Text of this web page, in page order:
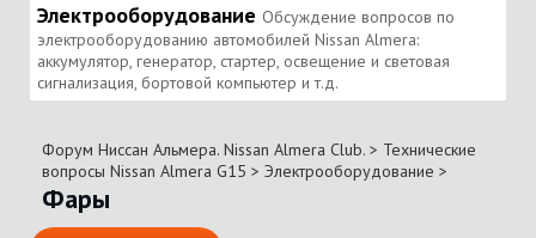
Электрооборудование Обсуждение вопросов по
электрооборудованию автомобилей Nissan Almera:
аккумулятор, генератор, стартер, освещение и световая
сигнализация, бортовой компьютер и т.д.
Форум Ниссан Альмера. Nissan Almera Club. > Технические
вопросы Nissan Almera G15 > Электрооборудование >
Фары